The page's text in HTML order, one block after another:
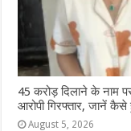
45 करोड़ दिलाने के नाम
आरोपी गिरफ्तार, जानें
August 5, 2026